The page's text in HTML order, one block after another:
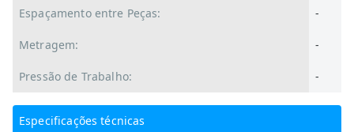
Espaçamento entre Peças: -
Metragem: -
Pressão de Trabalho: -
Especificações técnicas